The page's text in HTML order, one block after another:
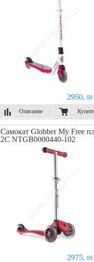
2950, 00
Описание
Купить
Самокат Globber My Free
2C NTGB0000440-102
2975, 00